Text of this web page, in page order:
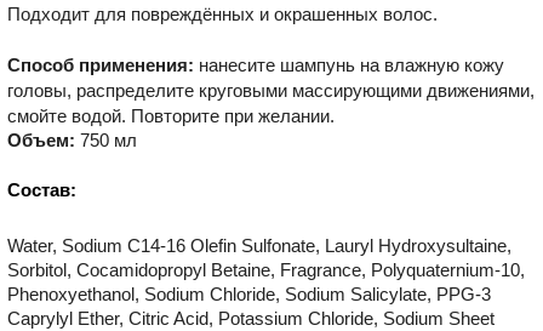
Подходит для повреждённых и окрашенных волос.
Способ применения: нанесите шампунь на влажную кожу
головы, распределите круговыми массирующими движениями,
смойте водой. Повторите при желании.
Объем: 750 мл
Состав:
Water, Sodium C14-16 Olefin Sulfonate, Lauryl Hydroxysultaine,
Sorbitol, Cocamidopropyl Betaine, Fragrance, Polyquaternium-10,
Phenoxyethanol, Sodium Chloride, Sodium Salicylate, PPG-3
Caprylyl Ether, Citric Acid, Potassium Chloride, Sodium Sheet